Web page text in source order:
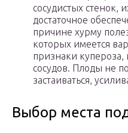
сосудистых стенок,
достаточное
причине хурму
которых имеется
признаки
сосудов. Плоды не
застаиваться,
Выбор места